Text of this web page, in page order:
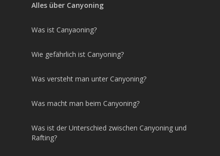
Alles über Canyoning
Was ist Canyaoning?
Wie gefährlich ist Canyoning?
Was versteht man unter Canyoning?
Was macht man beim Canyoning?
Was ist der Unterschied zwischen Canyoning und
Rafting?